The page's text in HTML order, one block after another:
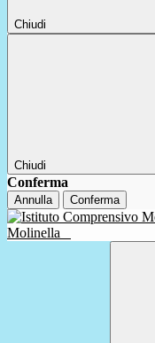
Chiudi
Chiudi
Conferma
Annulla Conferma
Molinella